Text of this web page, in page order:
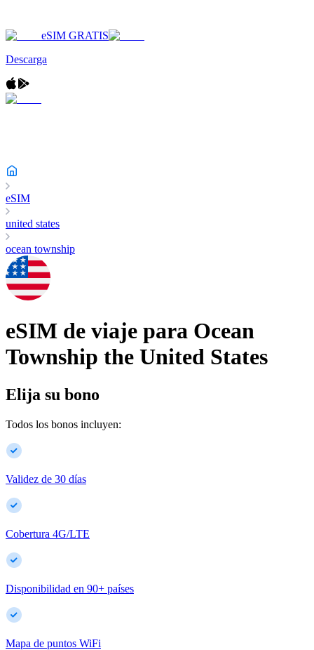
eSIM GRATIS
Descarga
eSIM
united states
ocean township
eSIM de viaje para Ocean
Township the United States
Elija su bono
Todos los bonos incluyen:
Validez de 30 días
Cobertura 4G/LTE
Disponibilidad en 90+ países
Mapa de puntos WiFi